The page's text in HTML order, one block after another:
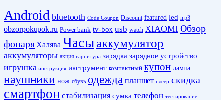
Android bluetooth Code Coupon Discount featured led mp3
obzorpokupok.ru Power bank tv-box usb watch XIAOMI Обзор
фонаря Халява Часыаккумулятор
аккумуляторы акция гарнитура зарядка зарядное устройство
игрушка инструкция инструмент компактный купон лампа
наушники нож обувь одежда планшет плеер скидка
смартфон стабилизация сумка телефон тестирование